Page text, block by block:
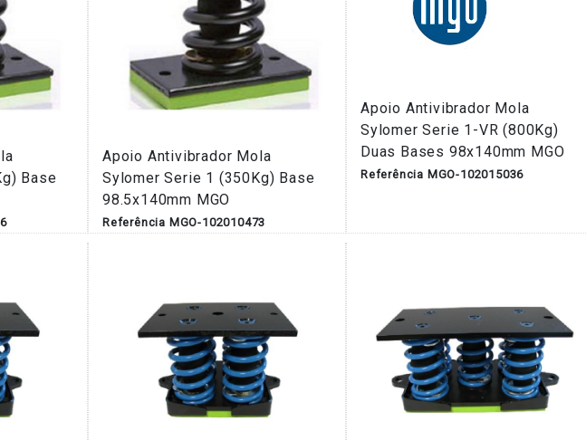
Base
Apoio Antivibrador Mola
Sylomer Serie 1 (350Kg) Base
98.5x140mm MGO
Referência MGO-102010473
Apoio Antivibrador Mola
Sylomer Serie 1-VR (800Kg)
Duas Bases 98x140mm MGO
Referência MGO-102015036